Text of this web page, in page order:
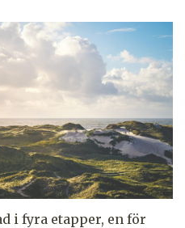
i fyra etapper, en för